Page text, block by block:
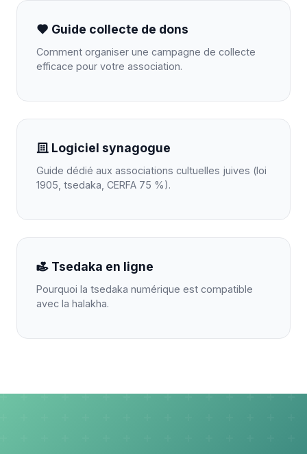
Guide collecte de dons
Comment organiser une campagne de collecte
efficace pour votre association.
Logiciel synagogue
Guide dédié aux associations cultuelles juives (loi
1905, tsedaka, CERFA 75 %).
Tsedaka en ligne
Pourquoi la tsedaka numérique est compatible
avec la halakha.